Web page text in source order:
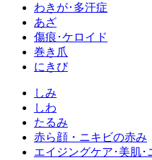
わきが･多汗症
あざ
傷痕･ケロイド
巻き爪
にきび
しみ
しわ
たるみ
赤ら顔・ニキビの赤み
エイジングケア･美肌･